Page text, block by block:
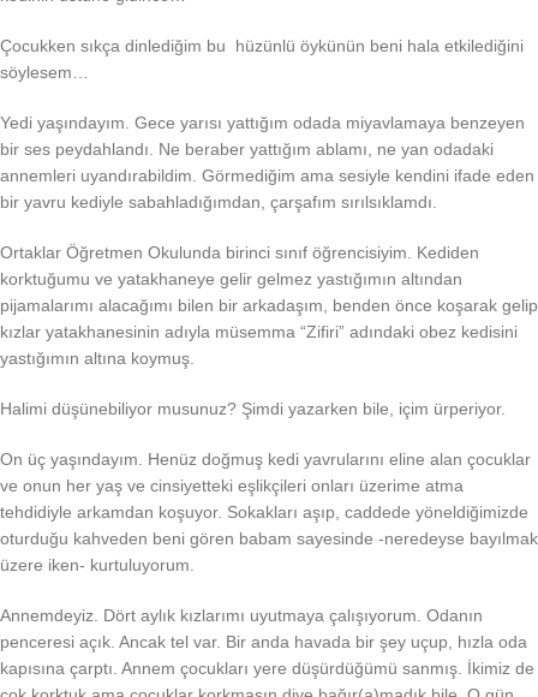
Çocukken sıkça dinlediğim bu hüzünlü öykünün beni hala etkilediğini
söylesem…
Yedi yaşındayım. Gece yarısı yattığım odada miyavlamaya benzeyen
bir ses peydahlandı. Ne beraber yattığım ablamı, ne yan odadaki
annemleri uyandırabildim. Görmediğim ama sesiyle kendini ifade eden
bir yavru kediyle sabahladığımdan, çarşafım sırılsıklamdı.
Ortaklar Öğretmen Okulunda birinci sınıf öğrencisiyim. Kediden
korktuğumu ve yatakhaneye gelir gelmez yastığımın altından
pijamalarımı alacağımı bilen bir arkadaşım, benden önce koşarak gelip
kızlar yatakhanesinin adıyla müsemma “Zifiri” adındaki obez kedisini
yastığımın altına koymuş.
Halimi düşünebiliyor musunuz? Şimdi yazarken bile, içim ürperiyor.
On üç yaşındayım. Henüz doğmuş kedi yavrularını eline alan çocuklar
ve onun her yaş ve cinsiyetteki eşlikçileri onları üzerime atma
tehdidiyle arkamdan koşuyor. Sokakları aşıp, caddede yöneldiğimizde
oturduğu kahveden beni gören babam sayesinde -neredeyse bayılmak
üzere iken- kurtuluyorum.
Annemdeyiz. Dört aylık kızlarımı uyutmaya çalışıyorum. Odanın
penceresi açık. Ancak tel var. Bir anda havada bir şey uçup, hızla oda
kapısına çarptı. Annem çocukları yere düşürdüğümü sanmış. İkimiz de